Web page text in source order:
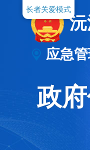
长者关爱模式
应急
政